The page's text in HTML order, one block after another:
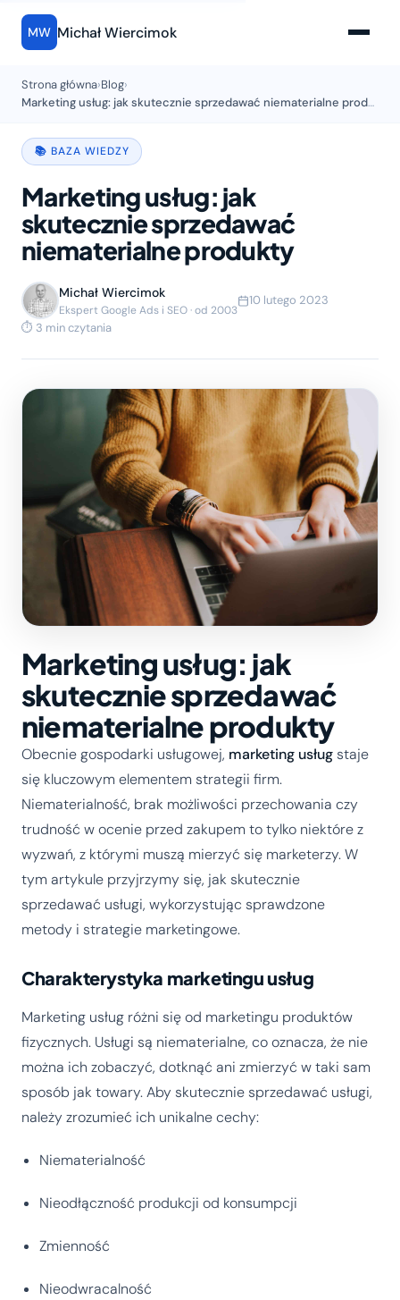
MW Michał Wiercimok
Strona główna›Blog›
Marketing usług: jak skutecznie sprzedawać niematerialne produkty
📚 BAZA WIEDZY
Marketing usług: jak
skutecznie sprzedawać
niematerialne produkty
Michał Wiercimok
Ekspert Google Ads i SEO · od 2003
10 lutego 2023
⏱ 3 min czytania
Marketing usług: jak
skutecznie sprzedawać
niematerialne produkty
Obecnie gospodarki usługowej, marketing usługstaje
się kluczowym elementem strategii firm.
Niematerialność, brak możliwości przechowania czy
trudność w ocenie przed zakupem to tylko niektóre z
wyzwań, z którymi muszą mierzyć się marketerzy. W
tym artykule przyjrzymy się, jak skutecznie
sprzedawać usługi, wykorzystując sprawdzone
metody i strategie marketingowe.
Charakterystyka marketingu usług
Marketing usług różni się od marketingu produktów
fizycznych. Usługi są niematerialne, co oznacza, że nie
można ich zobaczyć, dotknąć ani zmierzyć w taki sam
sposób jak towary. Aby skutecznie sprzedawać usługi,
należy zrozumieć ich unikalne cechy:
Niematerialność
Nieodłączność produkcji od konsumpcji
Zmienność
Nieodwracalność